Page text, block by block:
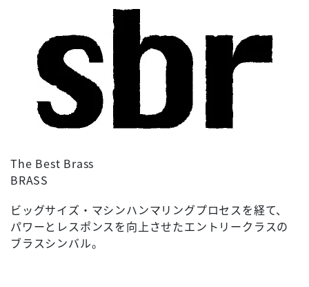
The Best Brass
BRASS
ビッグサイズ・マシンハンマリングプロセスを経て、
パワーとレスポンスを向上させたエントリークラスの
ブラスシンバル。